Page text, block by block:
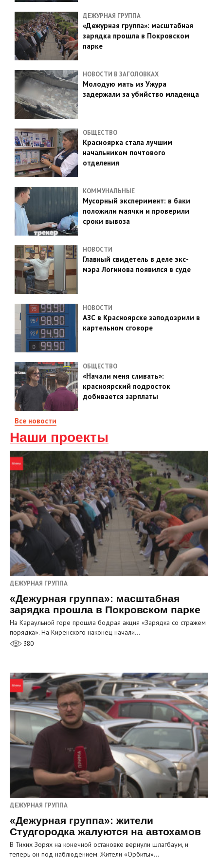
ДЕЖУРНАЯ ГРУППА
«Дежурная группа»: масштабная
зарядка прошла в Покровском
парке
НОВОСТИ В ЗАГОЛОВКАХ
Молодую мать из Ужура
задержали за убийство младенца
ОБЩЕСТВО
Красноярка стала лучшим
начальником почтового
отделения
КОММУНАЛЬНЫЕ
Мусорный эксперимент: в баки
положили маячки и проверили
сроки вывоза
НОВОСТИ
Главный свидетель в деле экс-
мэра Логинова появился в суде
НОВОСТИ
АЗС в Красноярске заподозрили в
картельном сговоре
ОБЩЕСТВО
«Начали меня сливать»:
красноярский подросток
добивается зарплаты
Все новости
Наши проекты
ДЕЖУРНАЯ ГРУППА
«Дежурная группа»: масштабная
зарядка прошла в Покровском парке
На Караульной горе прошла бодрая акция «Зарядка со стражем
порядка». На Киренского наконец начали…
380
ДЕЖУРНАЯ ГРУППА
«Дежурная группа»: жители
Студгородка жалуются на автохамов
В Тихих Зорях на конечной остановке вернули шлагбаум, и
теперь он под наблюдением. Жители «Орбиты»…